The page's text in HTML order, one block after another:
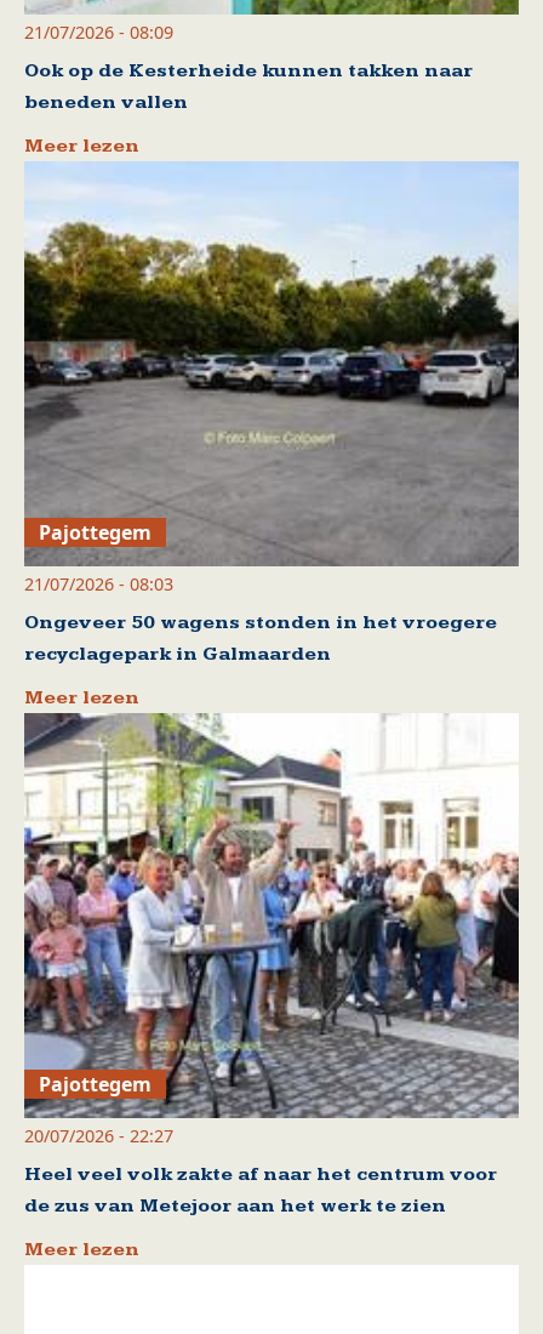
21/07/2026 - 08:09
Ook op de Kesterheide kunnen takken naar
beneden vallen
Meer lezen
Pajottegem
21/07/2026 - 08:03
Ongeveer 50 wagens stonden in het vroegere
recyclagepark in Galmaarden
Meer lezen
Pajottegem
20/07/2026 - 22:27
Heel veel volk zakte af naar het centrum voor
de zus van Metejoor aan het werk te zien
Meer lezen